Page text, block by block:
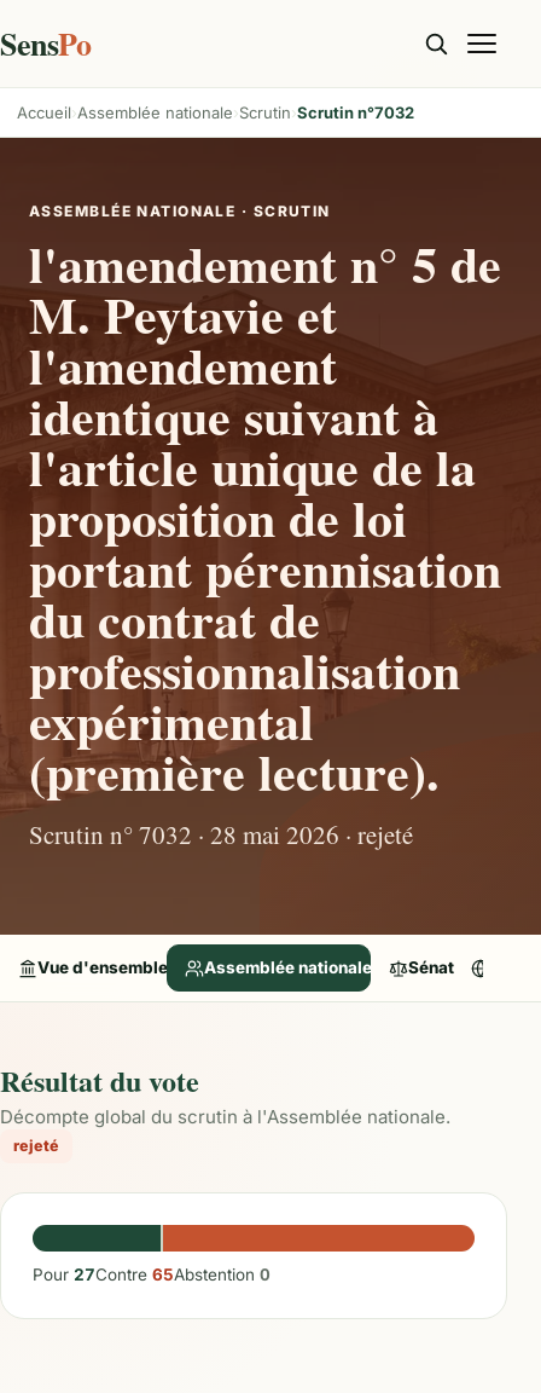
SensPo
Accueil Assemblée nationale Scrutin Scrutin n°7032
ASSEMBLÉE NATIONALE · SCRUTIN
l'amendement n° 5 de
M. Peytavie et
l'amendement
identique suivant à
l'article unique de la
proposition de loi
portant pérennisation
du contrat de
professionnalisation
expérimental
(première lecture).
Scrutin n° 7032 · 28 mai 2026 · rejeté
Vue d'ensemble Assemblée nationale Sénat
Résultat du vote
Décompte global du scrutin à l'Assemblée nationale.
rejeté
Pour 27Contre 65Abstention 0